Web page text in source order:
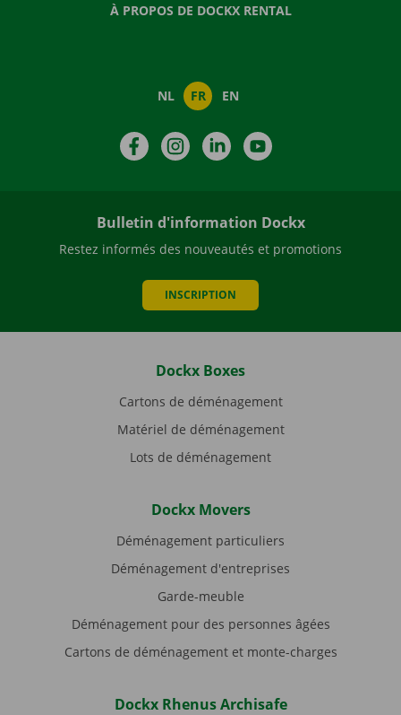
À PROPOS DE DOCKX RENTAL
NL FR EN
FacebookInstagramLinkedIn
Bulletin d'information Dockx
Restez informés des nouveautés et promotions
INSCRIPTION
Dockx Boxes
Cartons de déménagement
Matériel de déménagement
Lots de déménagement
Dockx Movers
Déménagement particuliers
Déménagement d'entreprises
Garde-meuble
Déménagement pour des personnes âgées
Cartons de déménagement et monte-charges
Dockx Rhenus Archisafe